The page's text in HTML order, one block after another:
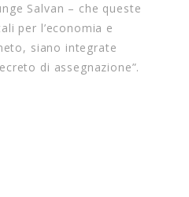
Salvan – che queste
per l’economia e
siano integrate
di assegnazione”.